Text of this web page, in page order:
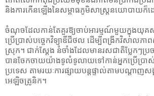
និងការកើនឡើងនៃសម្ពាធភូមិសាស្ត្រនយោបាយក៏
ចំណុចដែលកាន់តែគួរឱ្យចាប់អារម្មណ៍មួយក្នុងយុគ
ប្រើប្រាស់បច្ចេកវិទ្យាឌីជីថល ដើម្បីពង្រីកវិសាលភាព
ស្រុក។ ជាក់ស្តែង នំចាំងដែលមានរសជាតិប្លែកៗប្រ
បានចែកចាយយ៉ាងទូលំទូលាយទៅកាន់អ្នកប្រើប្រា
ប្រទេស តាមរយៈការផ្សាយបន្តផ្ទាល់តាមបណ្តាញស
អេឡិចត្រូនិក។